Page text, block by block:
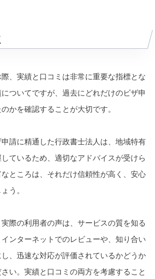
、実績と口コミは非常に重要な指標とな
ついてですが、過去にどれだけのビザ申
かを確認することが大切です。
請に精通した行政書士法人は、地域特有
ているため、適切なアドバイスが受けら
ところは、それだけ信頼性が高く、安心
う。
際の利用者の声は、サービスの質を知る
ンターネットでのレビューや、知り合い
、迅速な対応が評価されているかどうか
い。実績と口コミの両方を考慮すること